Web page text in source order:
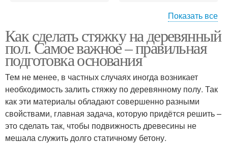
Мокрая стяжка
Показать все
Как сделать стяжку на деревянный
пол. Самое важное – правильная
подготовка основания
Тем не менее, в частных случаях иногда возникает
необходимость залить стяжку по деревянному полу. Так
как эти материалы обладают совершенно разными
свойствами, главная задача, которую придётся решить –
это сделать так, чтобы подвижность древесины не
мешала служить долго статичному бетону.